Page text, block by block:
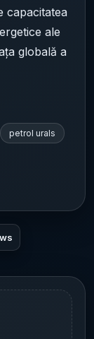
capacitatea
ale
globală a
petrol urals